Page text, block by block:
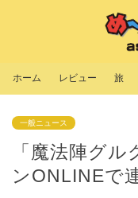
ホーム レビュー 旅
一般ニュース
「魔法陣グ
ンONLINEで